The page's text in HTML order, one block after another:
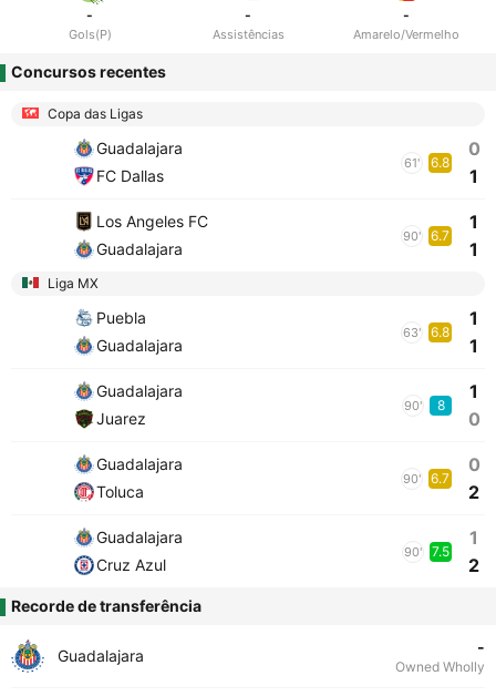
-
Gols(P)
-
Assistências
-
Amarelo/Vermelho
Concursos recentes
Copa das Ligas
Guadalajara
FC Dallas
61' 6.8
0
1
Los Angeles FC
Guadalajara
90' 6.7
1
1
Liga MX
Puebla
Guadalajara
63' 6.8
1
1
Guadalajara
Juarez
90' 8
1
0
Guadalajara
Toluca
90' 6.7
0
2
Guadalajara
Cruz Azul
90' 7.5
1
2
Recorde de transferência
Guadalajara -
Owned Wholly